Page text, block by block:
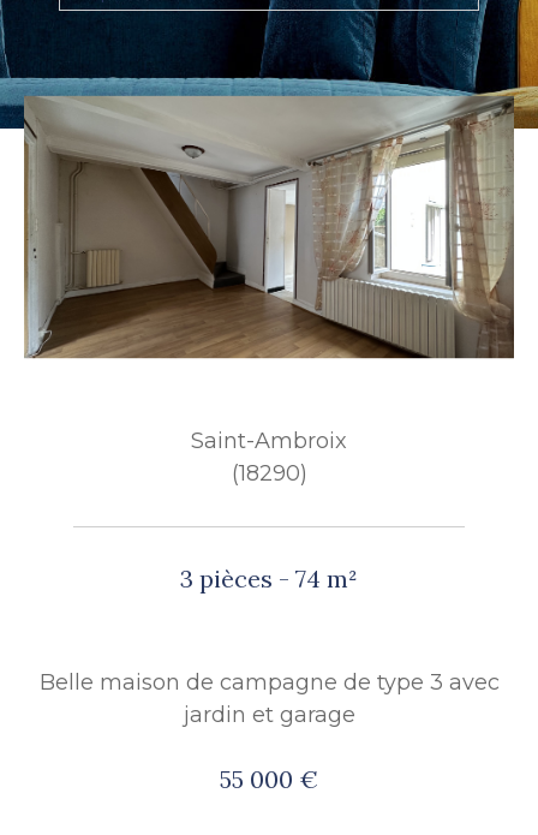
Saint-Ambroix
(18290)
3 pièces - 74 m²
Belle maison de campagne de type 3 avec
jardin et garage
55 000 €
Surface
Surface
Référence
TERRASSE
FILTRER PAR